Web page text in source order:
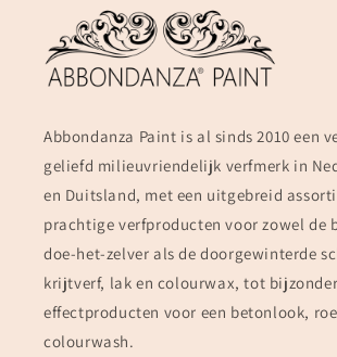
Abbondanza Paint is al sinds 2010 een
geliefd milieuvriendelijk verfmerk in
en Duitsland, met een uitgebreid
prachtige verfproducten voor zowel de
doe-het-zelver als de doorgewinterde
krijtverf, lak en colourwax, tot
effectproducten voor een betonlook,
colourwash.